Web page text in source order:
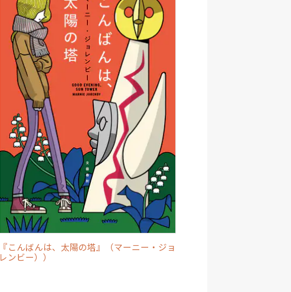
『こんばんは、太陽の塔』（マーニー・ジョ
レンビー））